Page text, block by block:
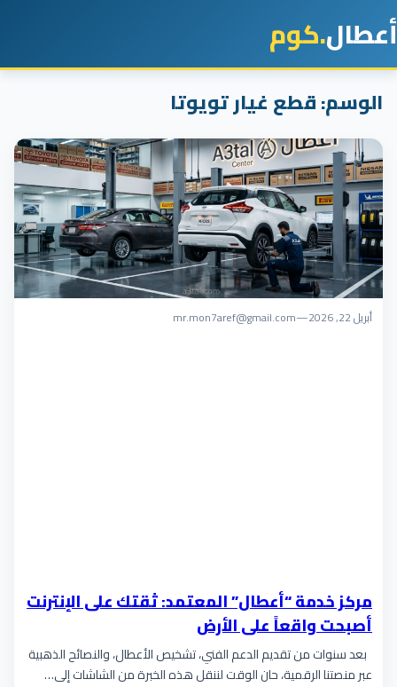
أعطال.كوم
الوسم:قطع غيار تويوتا
أبريل 22, 2026 —
mr.mon7aref@gmail.com
مركز خدمة “أعطال” المعتمد: ثقتك على الإنترنت
أصبحت واقعاً على الأرض
بعد سنوات من تقديم الدعم الفني، تشخيص الأعطال، والنصائح الذهبية
عبر منصتنا الرقمية، حان الوقت لننقل هذه الخبرة من الشاشات إلى…